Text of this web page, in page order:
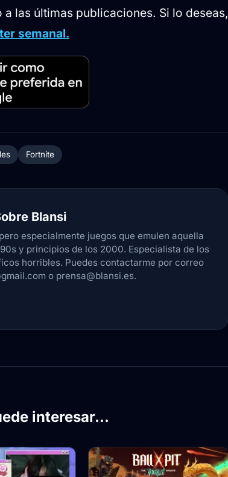
a las últimas publicaciones. Si lo deseas,
semanal.
Fortnite
Blansi
especialmente juegos que emulen aquella
y principios de los 2000. Especialista de los
horribles. Puedes contactarme por correo
o prensa@blansi.es.
interesar...